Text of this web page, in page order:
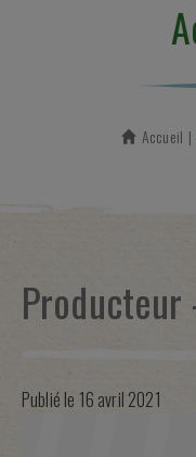
Accueil
Producteur
Publié le 16 avril 2021